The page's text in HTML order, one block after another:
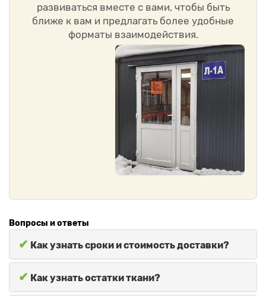
развиваться вместе с вами, чтобы быть
ближе к вам и предлагать более удобные
форматы взаимодействия.
Вопросы и ответы
✔ Как узнать сроки и стоимость доставки?
✔ Как узнать остатки ткани?